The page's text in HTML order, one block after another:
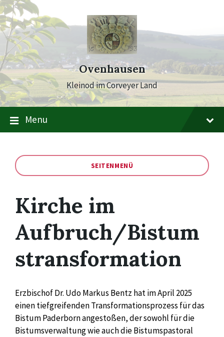
Skip
to
content
Skip
to
main
navigation
Skip
to
footer
Ovenhausen
Kleinod im Corveyer Land
Menu
SEITENMENÜ
Kirche im
Aufbruch/Bistum
stransformation
Erzbischof Dr. Udo Markus Bentz hat im April 2025
einen tiefgreifenden Transformationsprozess für das
Bistum Paderborn angestoßen, der sowohl für die
Bistumsverwaltung wie auch die Bistumspastoral